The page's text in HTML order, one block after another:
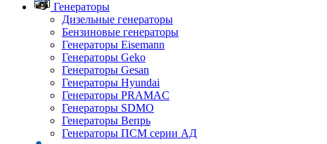
Генераторы
Дизельные генераторы
Бензиновые генераторы
Генераторы Eisemann
Генераторы Geko
Генераторы Gesan
Генераторы Hyundai
Генераторы PRAMAC
Генераторы SDMO
Генераторы Вепрь
Генераторы ПСМ серии АД